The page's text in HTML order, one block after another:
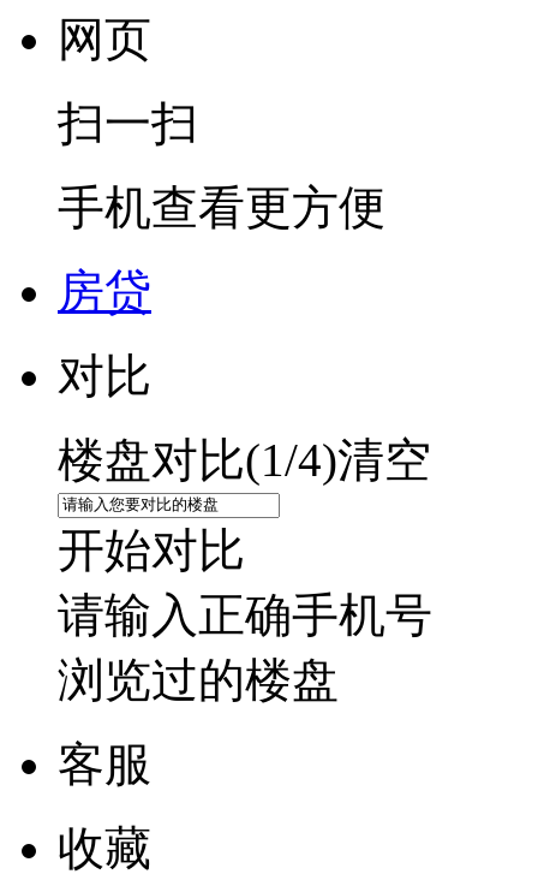
网页
扫一扫
手机查看更方便
房贷
对比
楼盘对比(1/4)清空
开始对比
请输入正确手机号
浏览过的楼盘
客服
收藏